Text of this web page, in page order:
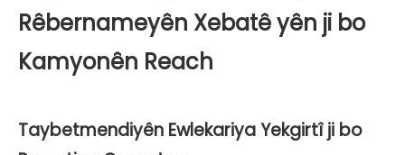
Rêbernameyên Xebatê yên ji bo
Kamyonên Reach
Taybetmendiyên Ewlekariya Yekgirtî ji bo